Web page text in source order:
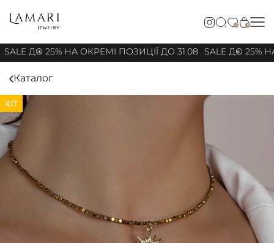
0 0
ДО 25% НА ОКРЕМІ ПОЗИЦІЇ ДО 31.08 SALE ДО 25%
Каталог
ХІТ